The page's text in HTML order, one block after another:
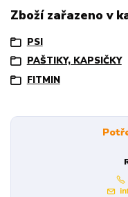
Zboží zařazeno v
PSI
PAŠTIKY, KAPSIČKY
FITMIN